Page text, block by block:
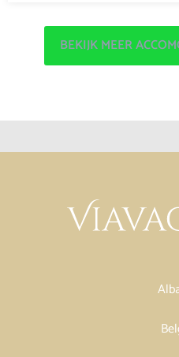
BEKIJK MEER